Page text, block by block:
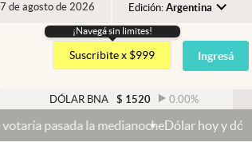
7 de agosto de 2026 Edición: Argentina
Argentina
España
USA
Colombia
¡Navegá sin limites!
Suscribite x $999 Ingresá
DÓLAR BNA $ 1520 0.00%
la medianocheDólar hoy y dólar blue